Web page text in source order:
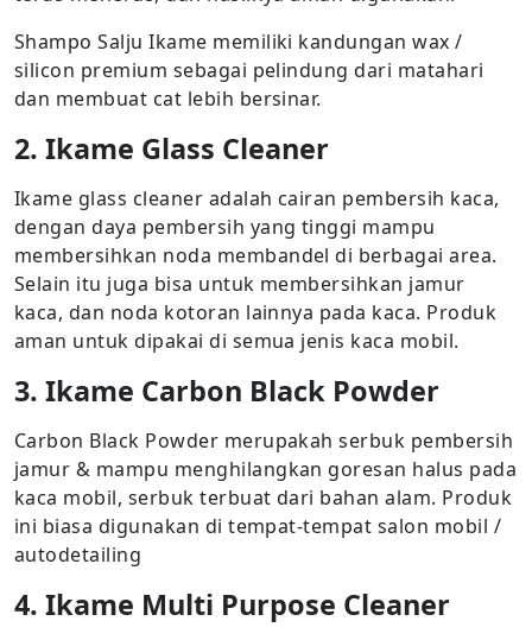
Shampo Salju Ikame memiliki kandungan wax /
silicon premium sebagai pelindung dari matahari
dan membuat cat lebih bersinar.
2. Ikame Glass Cleaner
Ikame glass cleaner adalah cairan pembersih kaca,
dengan daya pembersih yang tinggi mampu
membersihkan noda membandel di berbagai area.
Selain itu juga bisa untuk membersihkan jamur
kaca, dan noda kotoran lainnya pada kaca. Produk
aman untuk dipakai di semua jenis kaca mobil.
3. Ikame Carbon Black Powder
Carbon Black Powder merupakah serbuk pembersih
jamur & mampu menghilangkan goresan halus pada
kaca mobil, serbuk terbuat dari bahan alam. Produk
ini biasa digunakan di tempat-tempat salon mobil /
autodetailing
4. Ikame Multi Purpose Cleaner